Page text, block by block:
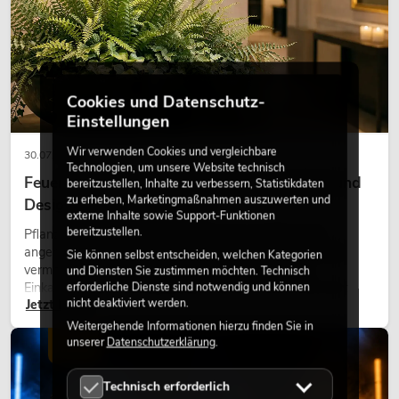
30.07.2026
Feuerhemmende Kunstpflanzen: Sicherheit und
Design perfekt kombiniert
Pflanzen machen Räume lebendig. Sie schaffen eine
angenehme Atmosphäre, verbessern das Ambiente und
vermitteln Natürlichkeit. Ob in Hotels, Restaurants,
Einkaufszentren, Bürogebäuden oder auf Messeständen:
eine hochwertige Begrünung gehört heute längst zum
modernen Raumkonzept.
Jetzt lesen
LICHT
Cookies und Datenschutz-
Einstellungen
Wir verwenden Cookies und vergleichbare
Technologien, um unsere Website technisch
bereitzustellen, Inhalte zu verbessern, Statistikdaten
zu erheben, Marketingmaßnahmen auszuwerten und
externe Inhalte sowie Support-Funktionen
bereitzustellen.
Sie können selbst entscheiden, welchen Kategorien
und Diensten Sie zustimmen möchten. Technisch
erforderliche Dienste sind notwendig und können
nicht deaktiviert werden.
Weitergehende Informationen hierzu finden Sie in
unsererDatenschutzerklärung.
Technisch erforderlich